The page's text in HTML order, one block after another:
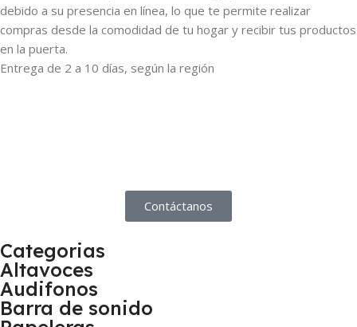
debido a su presencia en línea, lo que te permite realizar
compras desde la comodidad de tu hogar y recibir tus productos
en la puerta.
Entrega de 2 a 10 días, según la región
Contáctanos
Categorias
Altavoces
Audifonos
Barra de sonido